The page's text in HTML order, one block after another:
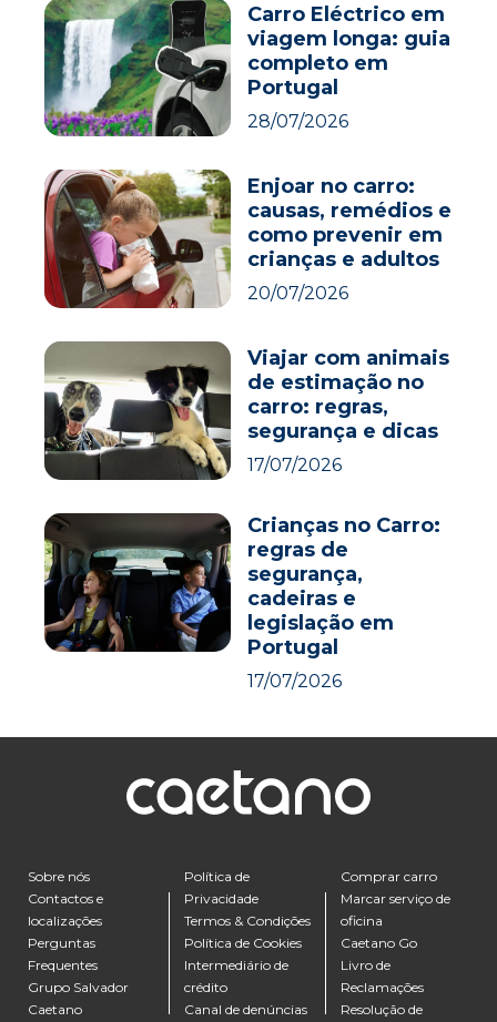
Carro Eléctrico em
viagem longa: guia
completo em
Portugal
28/07/2026
Enjoar no carro:
causas, remédios e
como prevenir em
crianças e adultos
20/07/2026
Viajar com animais
de estimação no
carro: regras,
segurança e dicas
17/07/2026
Crianças no Carro:
regras de
segurança,
cadeiras e
legislação em
Portugal
17/07/2026
Sobre nós
Contactos e
localizações
Perguntas
Frequentes
Grupo Salvador
Caetano
Política de
Privacidade
Termos & Condições
Política de Cookies
Intermediário de
crédito
Canal de denúncias
Comprar carro
Marcar serviço de
oficina
Caetano Go
Livro de
Reclamações
Resolução de